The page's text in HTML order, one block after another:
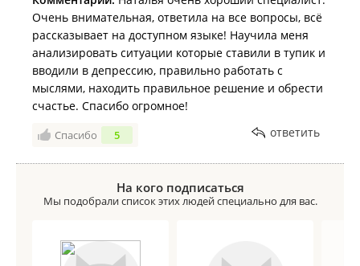
К чему я это все. Я знаю нескольких психологов и
психотерапевтов, и на мой взгляд Наталья лучшая,
во Владивостоке уж точно. Отдельно хочу заметить,
что она постоянно совершенствуется. И в то же
время остается человеком, а не сухим врачом,
которому безразличны ваши проблемы.
Не ждите от сеансов чудес или решения ваших
проблем. Никто кроме вас самих этого не сделает.
Но зажечь свет во тьме вашего подсознания
Наталья поможет.
Уверенно рукомендую.
С благодарностью, пациентка.
Очень внимательная, ответила на все вопросы, всё
рассказывает на доступном языке! Научила меня
анализировать ситуации которые ставили в тупик и
вводили в депрессию, правильно работать с
мыслями, находить правильное решение и обрести
счастье. Спасибо огромное!
Спасибо 5 ответить
На кого подписаться
Мы подобрали список этих людей специально для вас.